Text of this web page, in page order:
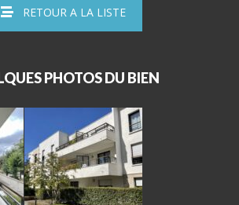
RETOUR A LA LISTE
PHOTOS DU BIEN